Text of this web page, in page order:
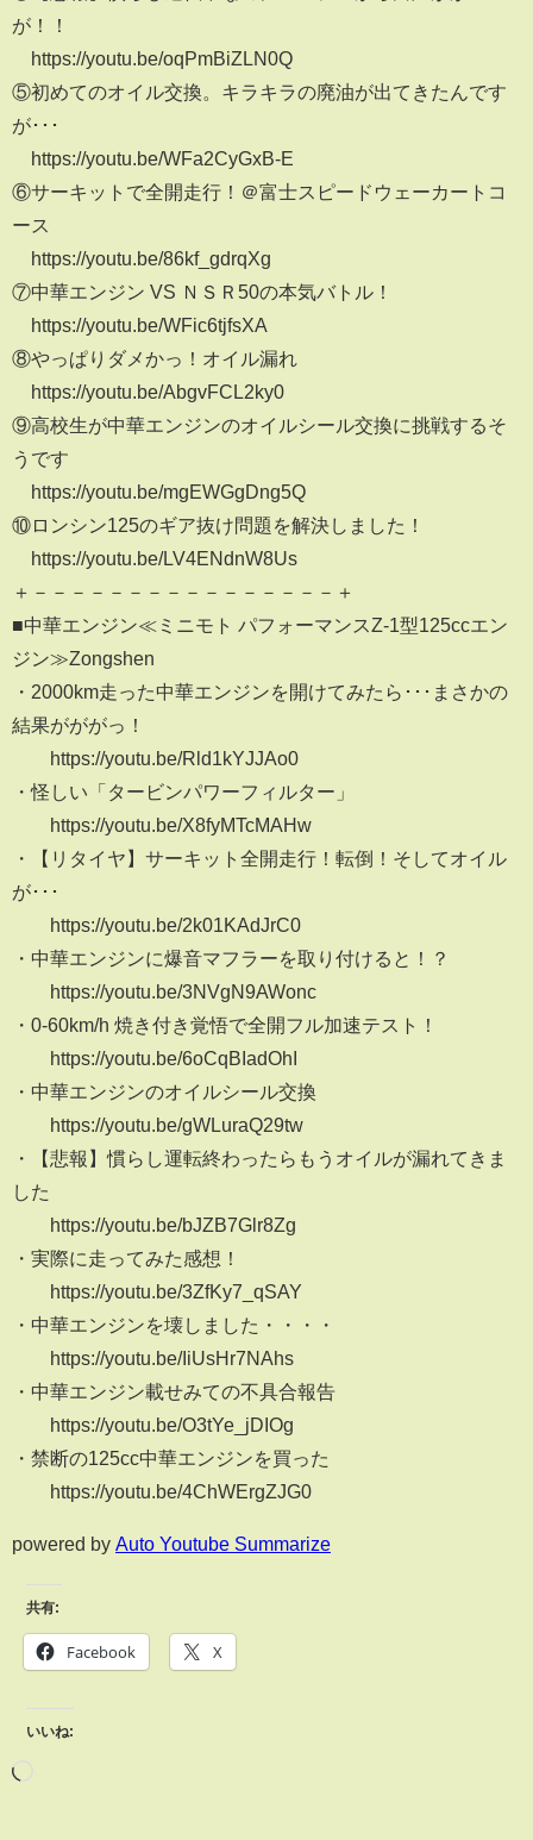
が！！
https://youtu.be/oqPmBiZLN0Q
⑤初めてのオイル交換。キラキラの廃油が出てきたんです
が･･･
https://youtu.be/WFa2CyGxB-E
⑥サーキットで全開走行！＠富士スピードウェーカートコ
ース
https://youtu.be/86kf_gdrqXg
⑦中華エンジン VS ＮＳＲ50の本気バトル！
https://youtu.be/WFic6tjfsXA
⑧やっぱりダメかっ！オイル漏れ
https://youtu.be/AbgvFCL2ky0
⑨高校生が中華エンジンのオイルシール交換に挑戦するそ
うです
https://youtu.be/mgEWGgDng5Q
⑩ロンシン125のギア抜け問題を解決しました！
https://youtu.be/LV4ENdnW8Us
＋－－－－－－－－－－－－－－－－＋
■中華エンジン≪ミニモト パフォーマンスZ-1型125ccエン
ジン≫Zongshen
・2000km走った中華エンジンを開けてみたら･･･まさかの
結果がががっ！
https://youtu.be/Rld1kYJJAo0
・怪しい「タービンパワーフィルター」
https://youtu.be/X8fyMTcMAHw
・【リタイヤ】サーキット全開走行！転倒！そしてオイル
が･･･
https://youtu.be/2k01KAdJrC0
・中華エンジンに爆音マフラーを取り付けると！？
https://youtu.be/3NVgN9AWonc
・0-60km/h 焼き付き覚悟で全開フル加速テスト！
https://youtu.be/6oCqBIadOhI
・中華エンジンのオイルシール交換
https://youtu.be/gWLuraQ29tw
・【悲報】慣らし運転終わったらもうオイルが漏れてきま
した
https://youtu.be/bJZB7Glr8Zg
・実際に走ってみた感想！
https://youtu.be/3ZfKy7_qSAY
・中華エンジンを壊しました・・・・
https://youtu.be/IiUsHr7NAhs
・中華エンジン載せみての不具合報告
https://youtu.be/O3tYe_jDIOg
・禁断の125cc中華エンジンを買った
https://youtu.be/4ChWErgZJG0
powered by Auto Youtube Summarize
共有:
Facebook X
いいね: